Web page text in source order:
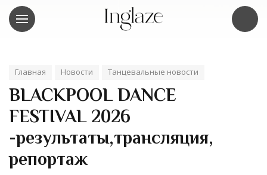
Главная Новости Танцевальные новости
BLACKPOOL DANCE
FESTIVAL 2026
-результаты,трансляция,
репортаж